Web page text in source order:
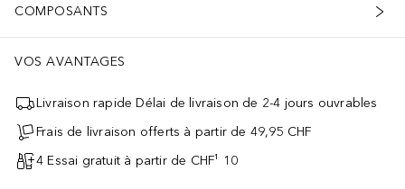
COMPOSANTS
VOS AVANTAGES
Livraison rapide Délai de livraison de 2-4 jours ouvrables
Frais de livraison offerts à partir de 49,95 CHF
4 Essai gratuit à partir de CHF¹ 10